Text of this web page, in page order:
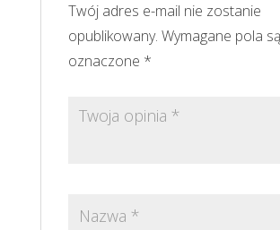
Twój adres e-mail nie zostanie
opublikowany. Wymagane pola są
oznaczone *